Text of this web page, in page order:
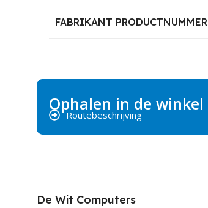
FABRIKANT PRODUCTNUMMER
Ophalen in de winkel
Routebeschrijving
De Wit Computers